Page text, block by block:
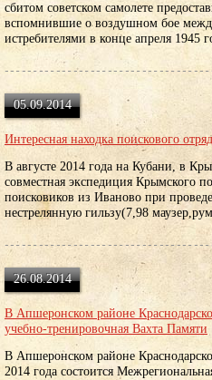
сбитом советском самолете
вспомнившие о воздушном бое
истребителями в конце апреля 1945
05.09.2014
Интересная находка поискового
В августе 2014 года на Кубани, в
совместная экспедиция Крымского
поисковиков из Иваново при
нестрелянную гильзу(7,98
26.08.2014
В Апшеронском районе
учебно-тренировочная Вахта Памяти
В Апшеронском районе
2014 года состоится